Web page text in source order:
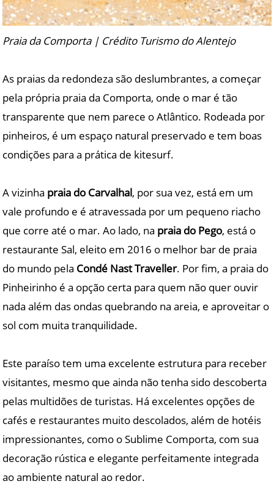
Praia da Comporta | Crédito Turismo do Alentejo
As praias da redondeza são deslumbrantes, a começar
pela própria praia da Comporta, onde o mar é tão
transparente que nem parece o Atlântico. Rodeada por
pinheiros, é um espaço natural preservado e tem boas
condições para a prática de kitesurf.
A vizinha praia do Carvalhal, por sua vez, está em um
vale profundo e é atravessada por um pequeno riacho
que corre até o mar. Ao lado, na praia do Pego, está o
restaurante Sal, eleito em 2016 o melhor bar de praia
do mundo pela Condé Nast Traveller. Por fim, a praia do
Pinheirinho é a opção certa para quem não quer ouvir
nada além das ondas quebrando na areia, e aproveitar o
sol com muita tranquilidade.
Este paraíso tem uma excelente estrutura para receber
visitantes, mesmo que ainda não tenha sido descoberta
pelas multidões de turistas. Há excelentes opções de
cafés e restaurantes muito descolados, além de hotéis
impressionantes, como o Sublime Comporta, com sua
decoração rústica e elegante perfeitamente integrada
ao ambiente natural ao redor.